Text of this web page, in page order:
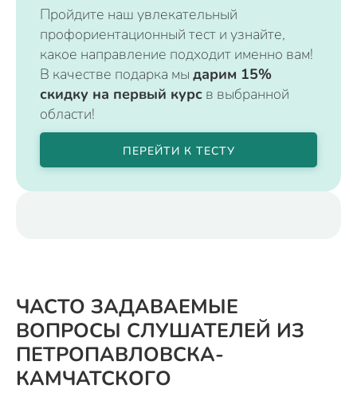
Пройдите наш увлекательный
профориентационный тест и узнайте,
какое направление подходит именно вам!
В качестве подарка мы дарим 15%
скидку на первый курс в выбранной
области!
ПЕРЕЙТИ К ТЕСТУ
ЧАСТО ЗАДАВАЕМЫЕ
ВОПРОСЫ СЛУШАТЕЛЕЙ ИЗ
ПЕТРОПАВЛОВСКА-
КАМЧАТСКОГО